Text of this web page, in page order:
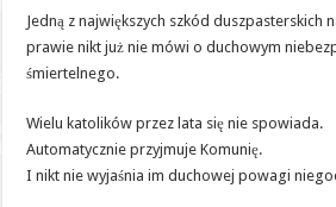
Jedną z największych szkód duszpasterskich
prawie nikt już nie mówi o duchowym
śmiertelnego.
Wielu katolików przez lata się nie spowiada.
Automatycznie przyjmuje Komunię.
I nikt nie wyjaśnia im duchowej powagi